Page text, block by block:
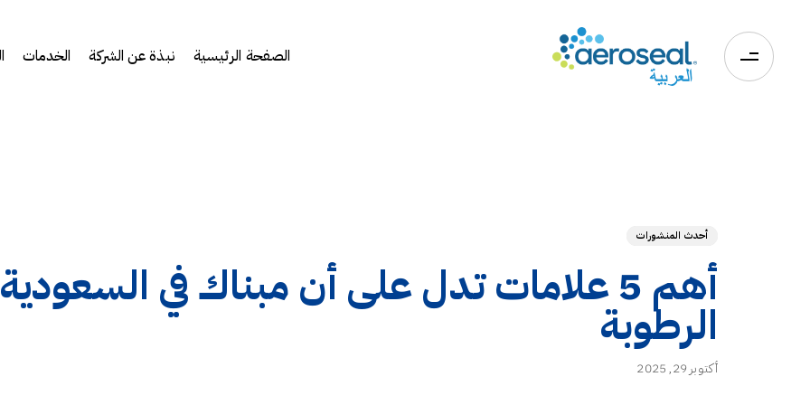
الصفحة الرئيسية نبذة عن الشركة الخدمات
أحدث المنشورات
أهم 5 علامات تدل على أن مبناك في
الرطوبة
أكتوبر 29, 2025